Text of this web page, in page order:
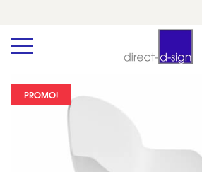
PROMO!